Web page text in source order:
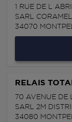
1 RUE DE L
SARL
34070
RELAIS
70 AVENUE DE
SARL 2M
34080